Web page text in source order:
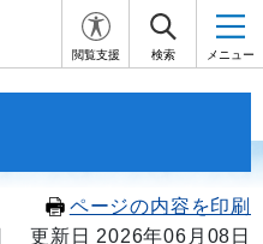
閲覧支援 検索 メニュー
ページの内容を印刷
更新日 2026年06月08日